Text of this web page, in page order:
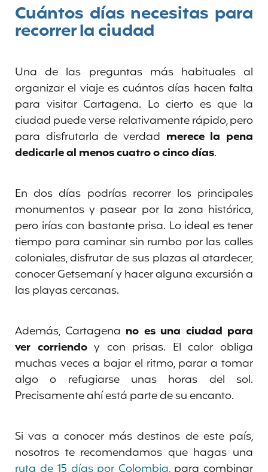
Cuántos días necesitas para
recorrer la ciudad
Una de las preguntas más habituales al
organizar el viaje es cuántos días hacen falta
para visitar Cartagena. Lo cierto es que la
ciudad puede verse relativamente rápido, pero
para disfrutarla de verdad merece la pena
dedicarle al menos cuatro o cinco días.
En dos días podrías recorrer los principales
monumentos y pasear por la zona histórica,
pero irías con bastante prisa. Lo ideal es tener
tiempo para caminar sin rumbo por las calles
coloniales, disfrutar de sus plazas al atardecer,
conocer Getsemaní y hacer alguna excursión a
las playas cercanas.
Además, Cartagena no es una ciudad para
ver corriendoy con prisas. El calor obliga
muchas veces a bajar el ritmo, parar a tomar
algo o refugiarse unas horas del sol.
Precisamente ahí está parte de su encanto.
Si vas a conocer más destinos de este país,
nosotros te recomendamos que hagas una